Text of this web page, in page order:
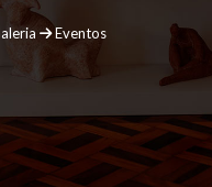
Eventos